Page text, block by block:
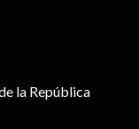
la República